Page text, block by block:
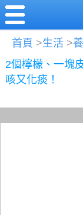
首頁 >生活 >
2個檸檬、一塊
咳又化痰！